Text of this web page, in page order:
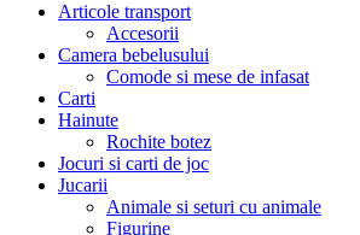
Articole transport
Accesorii
Camera bebelusului
Comode si mese de infasat
Carti
Hainute
Rochite botez
Jocuri si carti de joc
Jucarii
Animale si seturi cu animale
Figurine